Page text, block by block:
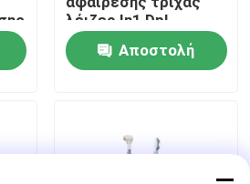
με
λέιζερ In1 Dpl
εξοπλισμός
ομορφιάςΑποστολή